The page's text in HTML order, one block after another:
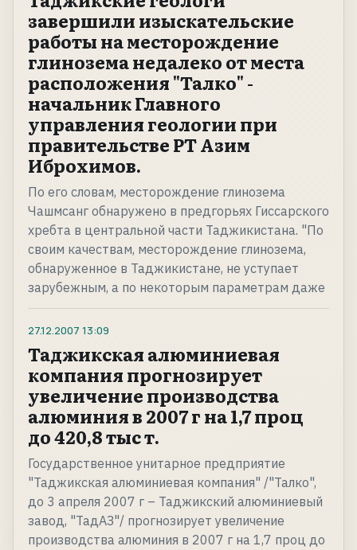
завершили изыскательские
работы на месторождение
глинозема недалеко от места
расположения "Талко" -
начальник Главного
управления геологии при
правительстве РТ Азим
Иброхимов.
По его словам, месторождение глинозема
Чашмсанг обнаружено в предгорьях Гиссарского
хребта в центральной части Таджикистана. "По
своим качествам, месторождение глинозема,
обнаруженное в Таджикистане, не уступает
зарубежным, а по некоторым параметрам даже
27.12.2007 13:09
Таджикская алюминиевая
компания прогнозирует
увеличение производства
алюминия в 2007 г на 1,7 проц
до 420,8 тыс т.
Государственное унитарное предприятие
"Таджикская алюминиевая компания" /"Талко",
до 3 апреля 2007 г – Таджикский алюминиевый
завод, "ТадАЗ"/ прогнозирует увеличение
производства алюминия в 2007 г на 1,7 проц до